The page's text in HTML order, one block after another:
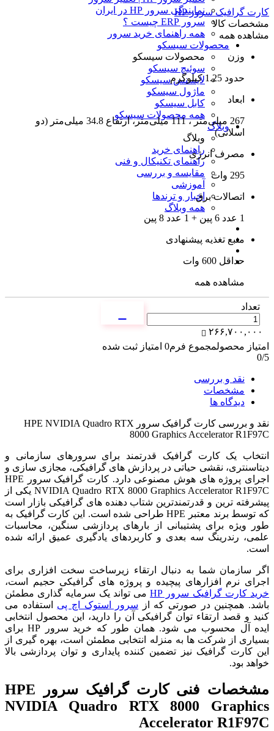
نمایندگی سرور HP در ایران
سرور ERP چیست ؟
همه راهنمای خرید سرور
محصولات سیسکو
محصولات سیسکو
سوئیچ سیسکو
لایسنس سیسکو
ماژول سیسکو
کابل سیسکو
همه محصولات سیسکو
وبلاگ
وبلاگ
راهنمای خرید
راهنمای تکنیکال و فنی
مقایسه و بررسی
آموزشی
اخبار و ترندها
همه وبلاگ
کارت گرافیک سرور HP
مشخصات کالا
مشاهده همه
وزن
حدود 1.25 کیلوگرم
ابعاد
267 میلی‌متر ، 111 میلی‌متر، ارتفاع 34.8 میلی‌متر (دو
اسلاتی)
مصرف انرژی
295 وات
اتصالات برق
1 عدد 6 پین + 1 عدد 8 پین
منبع تغذیه پیشنهادی
حداقل 600 وات
مشاهده همه
تعداد
۲۶۶,۷۰۰,۰۰۰
امتیاز محصولمجموع فرم0 امتیاز ثبت شده
0/5
نقد و بررسی
مشخصات
دیدگاه ها
نقد و بررسی
کارت گرافیک سرور HPE NVIDIA Quadro RTX
8000 Graphics Accelerator R1F97C
انتخاب یک کارت گرافیک قدرتمند برای سرورهای سازمانی و
دیتاسنتری، نقشی حیاتی در پردازش های گرافیکی، مجازی سازی و
اجرای پروژه های هوش مصنوعی دارد. کارت گرافیک سرور HPE
NVIDIA Quadro RTX 8000 Graphics Accelerator R1F97C یکی از
پیشرفته ترین و قدرتمندترین شتاب دهنده های گرافیکی بازار است
که توسط برند معتبر HPE طراحی شده است. این کارت گرافیک به
طور ویژه برای پشتیبانی از بارهای پردازشی سنگین، محاسبات
علمی، رندرینگ سه بعدی و کاربردهای یادگیری عمیق ارائه شده
است.
اگر سازمان شما به دنبال ارتقاء زیرساخت سخت افزاری برای
اجرای نرم افزارهای پیچیده و پروژه های گرافیکی حجیم است،
خرید کارت گرافیک سرور HP
می تواند یک سرمایه گذاری مطمئن
باشد. همچنین در صورتی که از سرور استوک اچ پی استفاده می
کنید و قصد ارتقاء توان گرافیکی آن را دارید، این محصول انتخابی
ایده آل محسوب می شود. همان طور که خرید سرور HP برای
بسیاری از شرکت ها به منزله انتخابی مطمئن است، بهره گیری از
این کارت گرافیک نیز تضمین کننده پایداری و توان پردازشی بالا
خواهد بود.
مشخصات فنی کارت گرافیک سرور HPE
NVIDIA Quadro RTX 8000 Graphics
Accelerator R1F97C